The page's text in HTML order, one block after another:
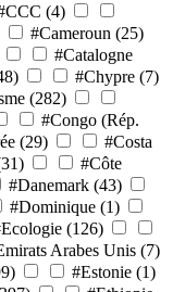
(4)
#Cameroun (25)
#Catalogne
#Chypre (7)
(282)
#Congo (Rép.
(29)
#Costa
#Côte
#Danemark (43)
#Dominique (1)
(126)
Arabes Unis (7)
#Estonie (1)